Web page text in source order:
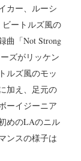
カー、ルーシ
ートルズ風の
曲「Not Strong
ズがリッケン
ルズ風のモッ
加え、足元の
ーイジーニア
めのLAのニル
ンスの様子は